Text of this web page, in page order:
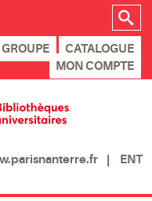
CATALOGUE
MON COMPTE
ENT